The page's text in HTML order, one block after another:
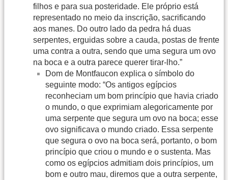
filhos e para sua posteridade. Ele próprio está
representado no meio da inscrição, sacrificando
aos manes. Do outro lado da pedra há duas
serpentes, erguidas sobre a cauda, postas de frente
uma contra a outra, sendo que uma segura um ovo
na boca e a outra parece querer tirar-lho.”
Dom de Montfaucon explica o símbolo do
seguinte modo: “Os antigos egípcios
reconheciam um bom princípio que havia criado
o mundo, o que exprimiam alegoricamente por
uma serpente que segura um ovo na boca; esse
ovo significava o mundo criado. Essa serpente
que segura o ovo na boca será, portanto, o bom
princípio que criou o mundo e o sustenta. Mas
como os egípcios admitiam dois princípios, um
bom e outro mau, diremos que a outra serpente,